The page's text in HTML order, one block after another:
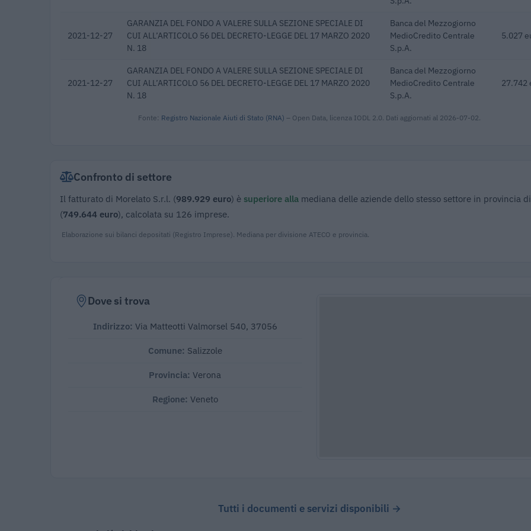
2021-12-27
GARANZIA DEL FONDO A VALERE SULLA SEZIONE SPECIALE DI
CUI ALL’ARTICOLO 56 DEL DECRETO-LEGGE DEL 17 MARZO 2020
N. 18
Banca del Mezzogiorno
MedioCredito Centrale
S.p.A.
5.027
2021-12-27
GARANZIA DEL FONDO A VALERE SULLA SEZIONE SPECIALE DI
CUI ALL’ARTICOLO 56 DEL DECRETO-LEGGE DEL 17 MARZO 2020
N. 18
Banca del Mezzogiorno
MedioCredito Centrale
S.p.A.
27.742
Fonte: Registro Nazionale Aiuti di Stato (RNA) – Open Data, licenza IODL 2.0. Dati aggiornati al 2026-07-02.
Confronto di settore
Il fatturato di Morelato S.r.l. (989.929 euro) è superiore alla mediana delle aziende dello stesso settore in provincia
(749.644 euro), calcolata su 126 imprese.
Elaborazione sui bilanci depositati (Registro Imprese). Mediana per divisione ATECO e provincia.
Dove si trova
Indirizzo: Via Matteotti Valmorsel 540, 37056
Comune: Salizzole
Provincia:Verona
Regione: Veneto
Tutti i documenti e servizi disponibili →